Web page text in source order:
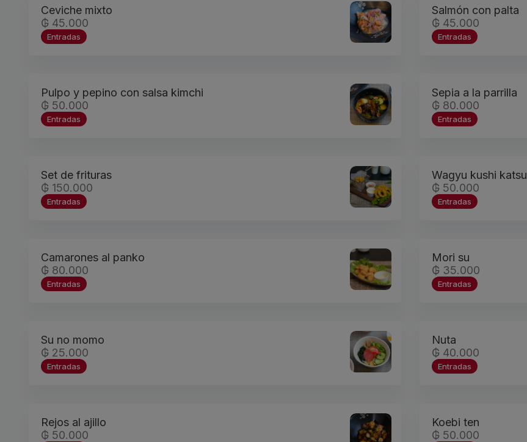
Ceviche mixto
₲ 45.000
Entradas
Salmón con palta
₲ 45.000
Entradas
Pulpo y pepino con salsa kimchi
₲ 50.000
Entradas
Sepia a la parrilla
₲ 80.000
Entradas
Set de frituras
₲ 150.000
Entradas
Wagyu kushi katsu
₲ 50.000
Entradas
Camarones al panko
₲ 80.000
Entradas
Mori su
₲ 35.000
Entradas
Su no momo
₲ 25.000
Entradas
Nuta
₲ 40.000
Entradas
Rejos al ajillo
₲ 50.000
Koebi ten
₲ 50.000